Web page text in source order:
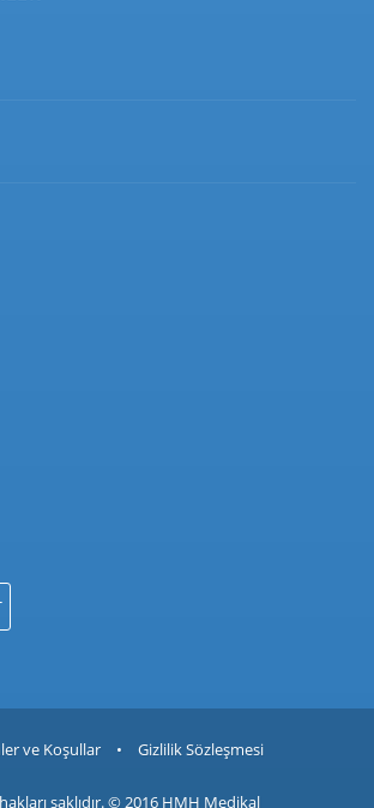
ve Koşullar • Gizlilik Sözleşmesi
saklıdır. © 2016 HMH Medikal